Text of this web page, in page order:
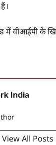
में वीआईपी के
India
View All Posts